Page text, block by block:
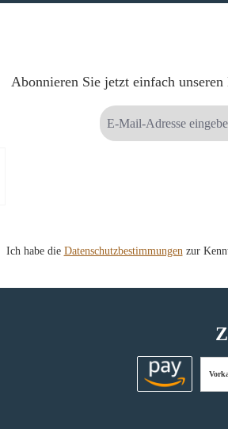
Abonnieren Sie jetzt einfach
E-
Mail-
Ich habe die Datenschutzbestimmungenzur